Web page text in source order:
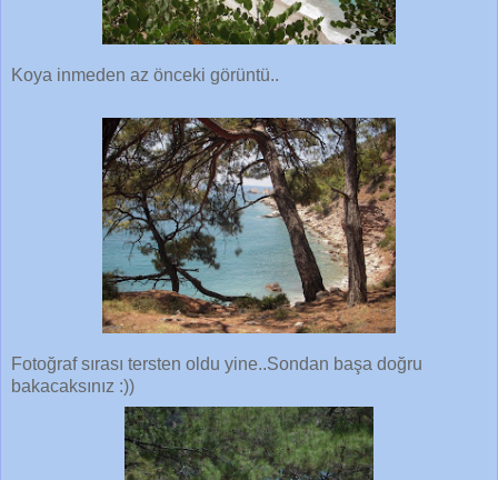
Koya inmeden az önceki görüntü..
Fotoğraf sırası tersten oldu yine..Sondan başa doğru
bakacaksınız :))